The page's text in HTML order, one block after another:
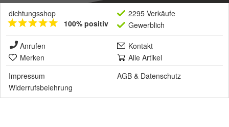
dichtungsshop
100% positiv
2295 Verkäufe
Gewerblich
Anrufen
Kontakt
Merken
Alle Artikel
Impressum
AGB & Datenschutz
Widerrufsbelehrung